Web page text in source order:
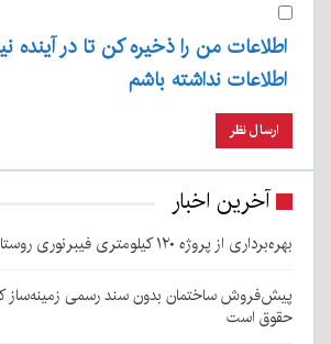
اطلاعات من را ذخیره کن تا در آینده
اطلاعات نداشته باشم
آخرین اخبار
بهره‌برداری از پروژه ۱۲۰ کیلومتری فیبرنوری روستایی در قلعه‌گنج
پیش‌فروش ساختمان بدون سند رسمی زمینه‌ساز
حقوق است